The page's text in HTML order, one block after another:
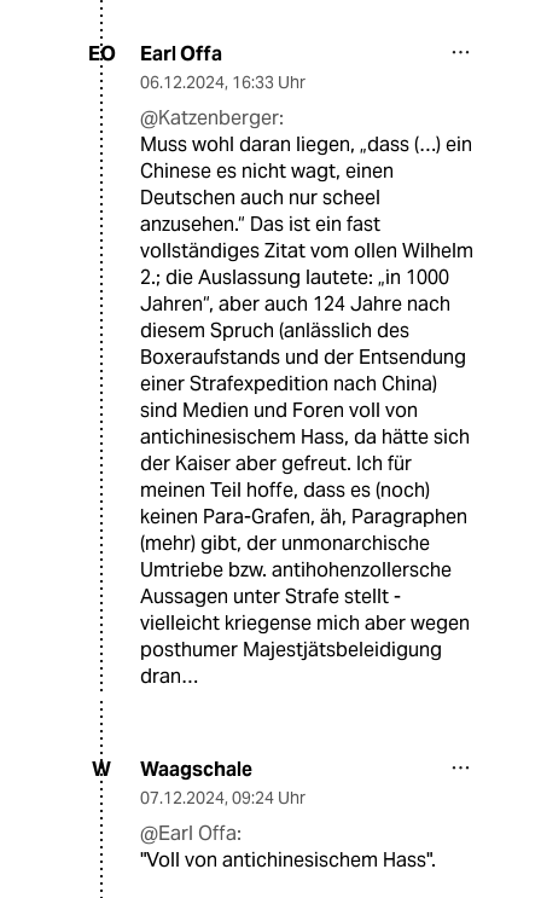
EO Earl Offa
06.12.2024, 16:33 Uhr
@Katzenberger:
Muss wohl daran liegen, „dass (…) ein
Chinese es nicht wagt, einen
Deutschen auch nur scheel
anzusehen.“ Das ist ein fast
vollständiges Zitat vom ollen Wilhelm
2.; die Auslassung lautete: „in 1000
Jahren“, aber auch 124 Jahre nach
diesem Spruch (anlässlich des
Boxeraufstands und der Entsendung
einer Strafexpedition nach China)
sind Medien und Foren voll von
antichinesischem Hass, da hätte sich
der Kaiser aber gefreut. Ich für
meinen Teil hoffe, dass es (noch)
keinen Para-Grafen, äh, Paragraphen
(mehr) gibt, der unmonarchische
Umtriebe bzw. antihohenzollersche
Aussagen unter Strafe stellt -
vielleicht kriegense mich aber wegen
posthumer Majestjätsbeleidigung
dran…
W Waagschale
07.12.2024, 09:24 Uhr
@Earl Offa:
"Voll von antichinesischem Hass".